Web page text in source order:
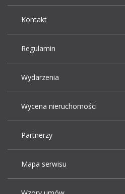
Kontakt
Regulamin
Wydarzenia
Wycena nieruchomości
Partnerzy
Mapa serwisu